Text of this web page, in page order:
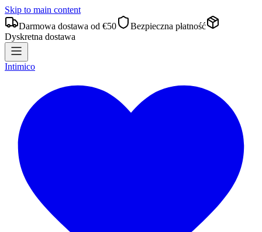
Skip to main content
Darmowa dostawa od €50
Bezpieczna płatność
Dyskretna dostawa
Intimico